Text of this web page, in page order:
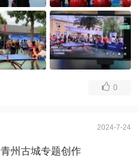
0
2024-7-24
州古城专题创作